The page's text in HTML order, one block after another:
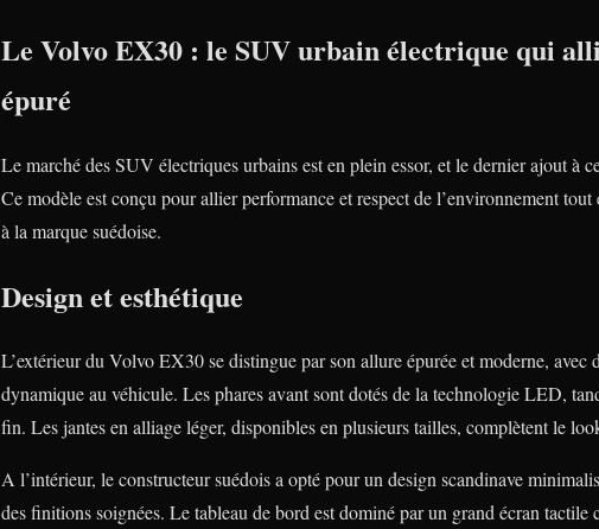
Le Volvo EX30 : le SUV urbain électrique qui
épuré
Le marché des SUV électriques urbains est en plein essor, et le dernier ajout à
Ce modèle est conçu pour allier performance et respect de l’environnement
à la marque suédoise.
Design et esthétique
L’extérieur du Volvo EX30 se distingue par son allure épurée et moderne,
dynamique au véhicule. Les phares avant sont dotés de la technologie LED,
fin. Les jantes en alliage léger, disponibles en plusieurs tailles, complètent le
A l’intérieur, le constructeur suédois a opté pour un design scandinave
des finitions soignées. Le tableau de bord est dominé par un grand écran